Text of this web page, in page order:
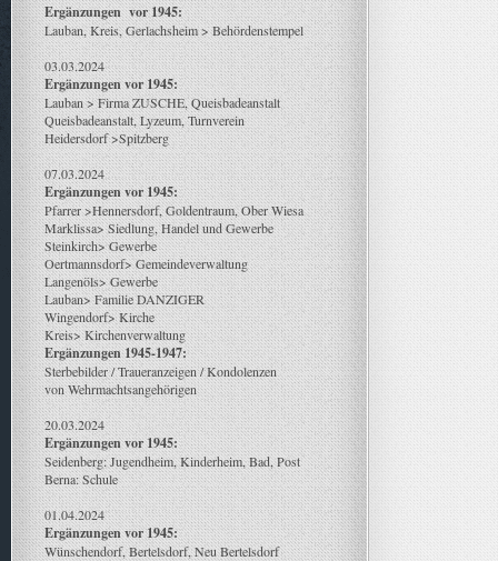
Ergänzungen vor 1945:
Lauban, Kreis, Gerlachsheim > Behördenstempel
03.03.2024
Ergänzungen vor 1945:
Lauban > Firma ZUSCHE, Queisbadeanstalt
Queisbadeanstalt, Lyzeum, Turnverein
Heidersdorf >Spitzberg
07.03.2024
Ergänzungen vor 1945:
Pfarrer >Hennersdorf, Goldentraum, Ober Wiesa
Marklissa> Siedlung, Handel und Gewerbe
Steinkirch> Gewerbe
Oertmannsdorf> Gemeindeverwaltung
Langenöls> Gewerbe
Lauban> Familie DANZIGER
Wingendorf> Kirche
Kreis> Kirchenverwaltung
Ergänzungen 1945-1947:
Sterbebilder / Traueranzeigen / Kondolenzen
von Wehrmachtsangehörigen
20.03.2024
Ergänzungen vor 1945:
Seidenberg: Jugendheim, Kinderheim, Bad, Post
Berna: Schule
01.04.2024
Ergänzungen vor 1945:
Wünschendorf, Bertelsdorf, Neu Bertelsdorf